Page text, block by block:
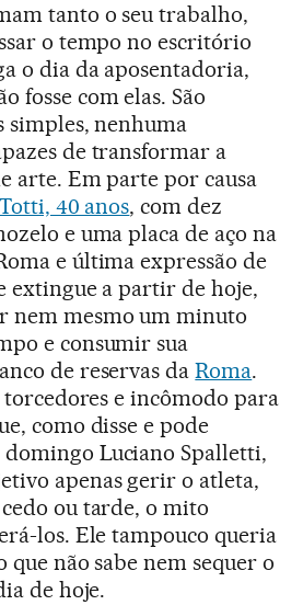
tanto o seu trabalho,
o tempo no escritório
o dia da aposentadoria,
fosse com elas. São
simples, nenhuma
de transformar a
arte. Em parte por causa
40 anos, com dez
e uma placa de aço na
e última expressão de
extingue a partir de hoje,
nem mesmo um minuto
e consumir sua
de reservas daRoma.
e incômodo para
como disse e pode
Luciano Spalletti,
apenas gerir o atleta,
ou tarde, o mito
los. Ele tampouco queria
não sabe nem sequer o
de hoje.